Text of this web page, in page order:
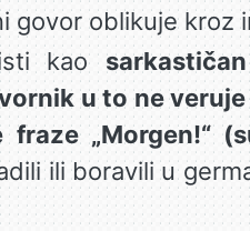
govor oblikuje kroz
kao
u to ne
fraze „Morgen!“
ili boravili u